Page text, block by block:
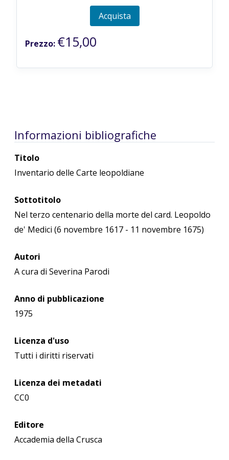
Acquista
Prezzo: €15,00
Informazioni bibliografiche
Titolo
Inventario delle Carte leopoldiane
Sottotitolo
Nel terzo centenario della morte del card. Leopoldo
de' Medici (6 novembre 1617 - 11 novembre 1675)
Autori
A cura di Severina Parodi
Anno di pubblicazione
1975
Licenza d'uso
Tutti i diritti riservati
Licenza dei metadati
CC0
Editore
Accademia della Crusca